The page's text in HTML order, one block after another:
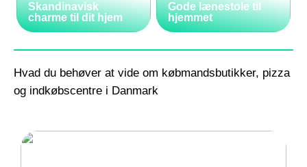
Skandinavisk
charme til dit hjem
Gode lænestole til
hjemmet
Hvad du behøver at vide om købmandsbutikker, pizza
og indkøbscentre i Danmark